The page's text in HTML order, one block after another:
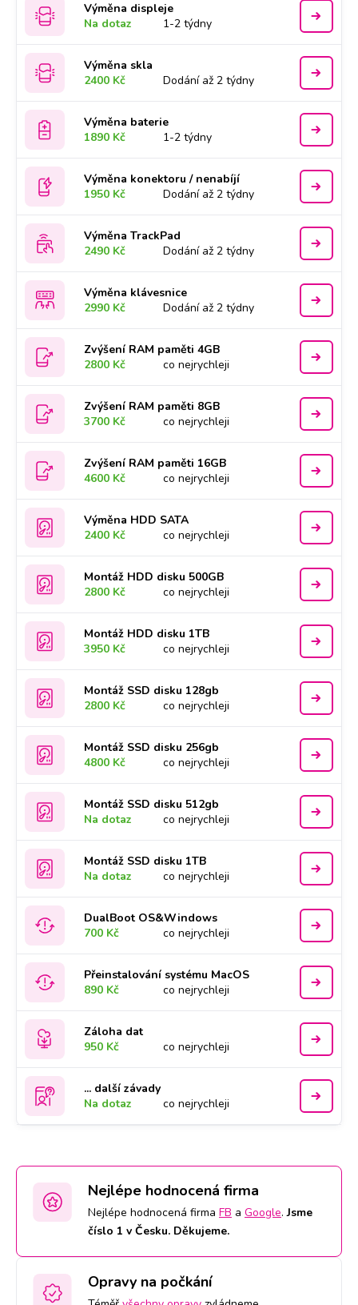
Výměna displeje
Na dotaz
1-2 týdny
Výměna skla
2400 Kč
Dodání až 2 týdny
Výměna baterie
1890 Kč
1-2 týdny
Výměna konektoru / nenabíjí
1950 Kč
Dodání až 2 týdny
Výměna TrackPad
2490 Kč
Dodání až 2 týdny
Výměna klávesnice
2990 Kč
Dodání až 2 týdny
Zvýšení RAM paměti 4GB
2800 Kč
co nejrychleji
Zvýšení RAM paměti 8GB
3700 Kč
co nejrychleji
Zvýšení RAM paměti 16GB
4600 Kč
co nejrychleji
Výměna HDD SATA
2400 Kč
co nejrychleji
Montáž HDD disku 500GB
2800 Kč
co nejrychleji
Montáž HDD disku 1TB
3950 Kč
co nejrychleji
Montáž SSD disku 128gb
2800 Kč
co nejrychleji
Montáž SSD disku 256gb
4800 Kč
co nejrychleji
Montáž SSD disku 512gb
Na dotaz
co nejrychleji
Montáž SSD disku 1TB
Na dotaz
co nejrychleji
DualBoot OS&Windows
700 Kč
co nejrychleji
Přeinstalování systému MacOS
890 Kč
co nejrychleji
Záloha dat
950 Kč
co nejrychleji
... další závady
Na dotaz
co nejrychleji
Nejlépe hodnocená firma
Nejlépe hodnocená firma FB a Google.Jsme
číslo 1 v Česku. Děkujeme.
Opravy na počkání